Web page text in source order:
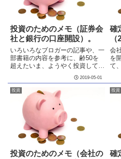
投資のためのメモ（証券会
社と銀行の口座開設）。
いろいろなブロガーの記事や、一
部書籍の内容を参考に、齢50を
超えたいま、ようやく投資してい
こうと、スタートしつつある。も
はや手遅れかもしれませんが、や
らないより少しでも実行して、少
しでもましなこれからの生活につ
なげたいと思っている。もっと
2019-05-01
確
会
を
て
て
り
か
や
の
み
投資
投資のためのメモ（会社の
投資
確